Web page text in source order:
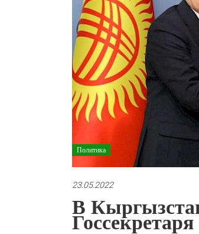
Политика
23.05.2022
В